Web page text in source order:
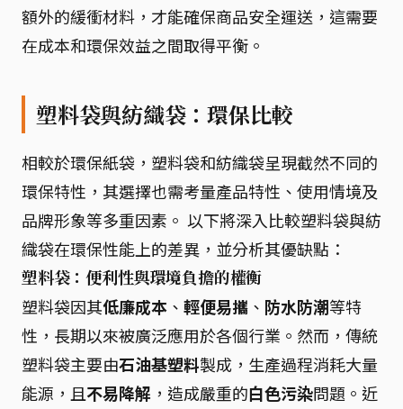
額外的緩衝材料，才能確保商品安全運送，這需要
在成本和環保效益之間取得平衡。
塑料袋與紡織袋：環保比較
相較於環保紙袋，塑料袋和紡織袋呈現截然不同的
環保特性，其選擇也需考量產品特性、使用情境及
品牌形象等多重因素。 以下將深入比較塑料袋與紡
織袋在環保性能上的差異，並分析其優缺點：
塑料袋：便利性與環境負擔的權衡
塑料袋因其低廉成本 、 輕便易攜 、 防水防潮等特
性，長期以來被廣泛應用於各個行業。然而，傳統
塑料袋主要由石油基塑料製成，生產過程消耗大量
能源，且不易降解 ，造成嚴重的白色污染問題。近